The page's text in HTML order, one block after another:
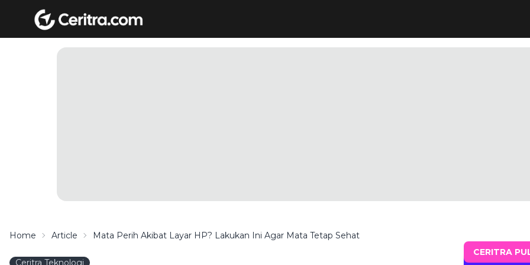
Home Article Mata Perih Akibat Layar HP? Lakukan Ini Agar Mata Tetap Sehat
Ceritra Teknologi
CERITRA